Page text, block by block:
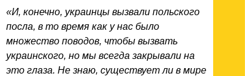
«И, конечно, украинцы вызвали польского
посла, в то время как у нас было
множество поводов, чтобы вызвать
украинского, но мы всегда закрывали на
это глаза. Не знаю, существует ли в мире